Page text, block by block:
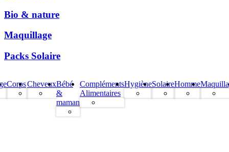
Bio & nature
Maquillage
Packs Solaire
CorpsCheveuxBébé
&
maman
Compléments
Alimentaires
HygièneSolaireHomme